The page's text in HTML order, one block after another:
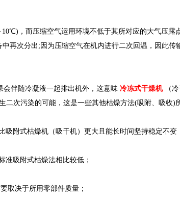
，而压缩空气运用环境不低于其所对应的大气压露
再次分出;因为压缩空气在机内进行二次回温，因此传
伴随冷凝液一起排出机外，这意味 冷冻式干燥机
（
次污染的可能，这是一些其他枯燥方法(吸附、吸收)
附式枯燥机（吸干机）更大且能长时间坚持稳定不变
准吸附式枯燥法相比较低；
取决于所用零部件质量；